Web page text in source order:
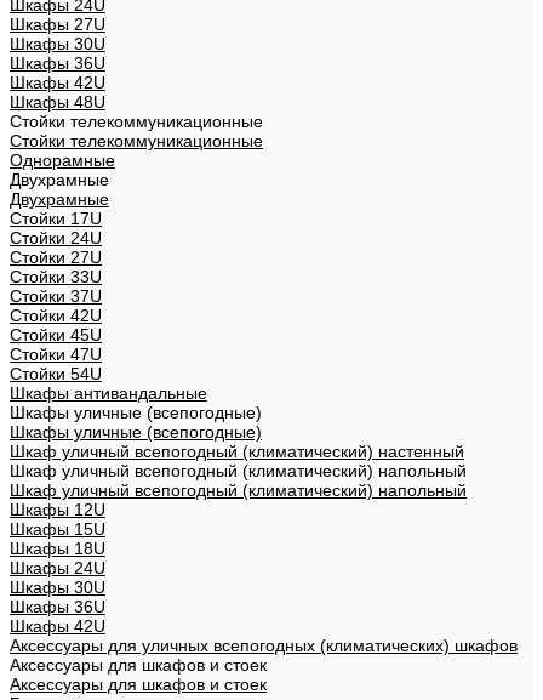
Шкафы 24U
Шкафы 27U
Шкафы 30U
Шкафы 36U
Шкафы 42U
Шкафы 48U
Стойки телекоммуникационные
Стойки телекоммуникационные
Однорамные
Двухрамные
Двухрамные
Стойки 17U
Стойки 24U
Стойки 27U
Стойки 33U
Стойки 37U
Стойки 42U
Стойки 45U
Стойки 47U
Стойки 54U
Шкафы антивандальные
Шкафы уличные (всепогодные)
Шкафы уличные (всепогодные)
Шкаф уличный всепогодный (климатический) настенный
Шкаф уличный всепогодный (климатический) напольный
Шкаф уличный всепогодный (климатический) напольный
Шкафы 12U
Шкафы 15U
Шкафы 18U
Шкафы 24U
Шкафы 30U
Шкафы 36U
Шкафы 42U
Аксессуары для уличных всепогодных (климатических) шкафов
Аксессуары для шкафов и стоек
Аксессуары для шкафов и стоек